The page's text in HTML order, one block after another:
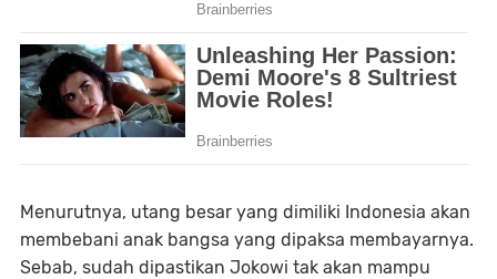
Menurutnya, utang besar yang dimiliki Indonesia akan
membebani anak bangsa yang dipaksa membayarnya.
Sebab, sudah dipastikan Jokowi tak akan mampu